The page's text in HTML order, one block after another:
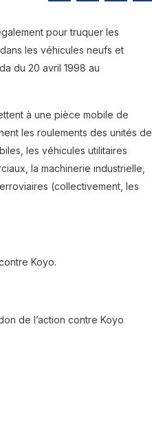
pour truquer les
les véhicules neufs et
du 20 avril 1998 au
à une pièce mobile de
les roulements des unités de
les véhicules utilitaires
la machinerie industrielle,
(collectivement, les
Koyo.
de l’action contre Koyo